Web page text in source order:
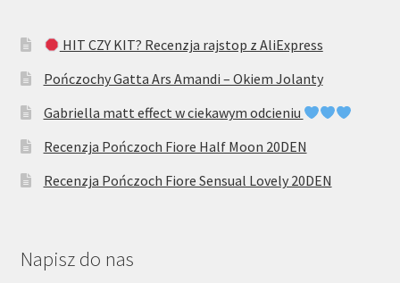
HIT CZY KIT? Recenzja rajstop z AliExpress
Pończochy Gatta Ars Amandi – Okiem Jolanty
Gabriella matt effect w ciekawym odcieniu
Recenzja Pończoch Fiore Half Moon 20DEN
Recenzja Pończoch Fiore Sensual Lovely 20DEN
Napisz do nas